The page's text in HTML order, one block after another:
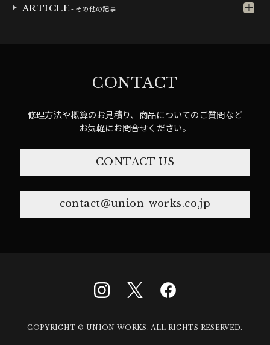
ARTICLE- その他の記事
CONTACT
修理方法や概算のお見積り、商品についてのご質問など
お気軽にお問合せください。
CONTACT US
contact@union-works.co.jp
COPYRIGHT © UNION WORKS. ALL RIGHTS RESERVED.